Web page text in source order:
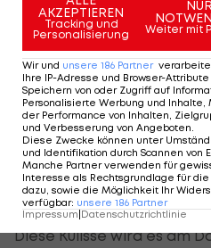
WAC hofft auf
An das Wörthersee
Wolfsberger durch den
Hartberg zwar gute
die Voraussetzungen
viele Leute da waren",
20.500 Zuschauer beim
Diese Kulisse wird es am
AKZEPTIEREN
Tracking und
Personalisierung
NUR
Weiter mit
Wir und unsere 186 Partner
Ihre IP-Adresse und Browser-
Speichern von oder Zugriff auf
Personalisierte Werbung und
der Performance von Inhalten,
und Verbesserung von Angeboten
Diese Zwecke können unter
und Identifikation durch Scannen von
Manche Partner verwenden für
Interesse als Rechtsgrundlage für
dazu, sowie die Möglichkeit Ihr
verfügbar: unsere 186 Partner
Impressum|Datenschutzrichtlinie